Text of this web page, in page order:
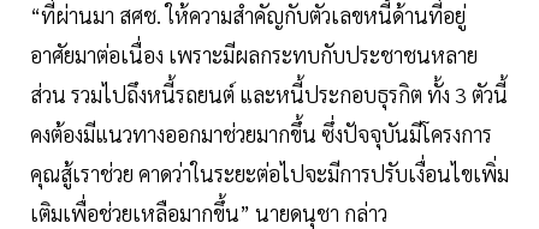
“ที่ผ่านมา สศช. ให้ความสำคัญกับตัวเลขหนี้ด้านที่อยู่
อาศัยมาต่อเนื่อง เพราะมีผลกระทบกับประชาชนหลาย
ส่วน รวมไปถึงหนี้รถยนต์ และหนี้ประกอบธุรกิต ทั้ง 3 ตัวนี้
คงต้องมีแนวทางออกมาช่วยมากขึ้น ซึ่งปัจจุบันมีโครงการ
คุณสู้เราช่วย คาดว่าในระยะต่อไปจะมีการปรับเงื่อนไขเพิ่ม
เติมเพื่อช่วยเหลือมากขึ้น” นายดนุชา กล่าว